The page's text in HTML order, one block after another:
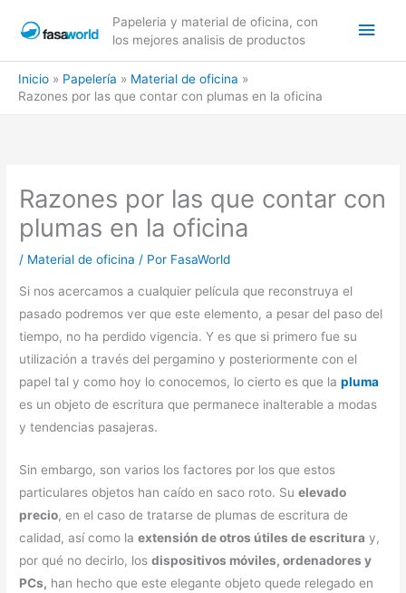
Papeleria y material de oficina, con
los mejores analisis de productos
Inicio Papelería
Material de oficina
Razones por las que contar con plumas en la oficina
Razones por las que contar con
plumas en la oficina
/ Material de oficina / Por FasaWorld
Si nos acercamos a cualquier película que reconstruya el
pasado podremos ver que este elemento, a pesar del paso del
tiempo, no ha perdido vigencia. Y es que si primero fue su
utilización a través del pergamino y posteriormente con el
papel tal y como hoy lo conocemos, lo cierto es que lapluma
es un objeto de escritura que permanece inalterable a modas
y tendencias pasajeras.
Sin embargo, son varios los factores por los que estos
particulares objetos han caído en saco roto. Suelevado
precio, en el caso de tratarse de plumas de escritura de
calidad, así como laextensión de otros útiles de escritura y,
por qué no decirlo, losdispositivos móviles, ordenadores y
PCs, han hecho que este elegante objeto quede relegado en